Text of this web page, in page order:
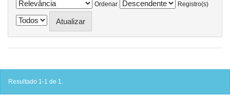
Ordenar
Registro(s)
Resultado 1-1 de 1.